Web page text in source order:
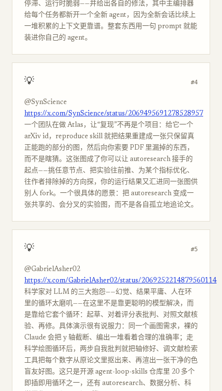
停滞、运行时脆弱——并给出各自的修法，其中主编排器
给每个任务都新开一个全新 agent，因为全新会话比续上
一堆积累的上下文更靠谱。整套东西用一句 prompt 就能
装进你自己的 agent。
💡 #4
@SynScience
https://x.com/SynScience/status/2069495691278528957
一个团队在做 Atlas，让“复现”不再是个项目：给它一个
arXiv id，reproduce skill 就把结果重建成一张只保留真
正能跑的部分的图，然后向你索要 PDF 里漏掉的东西，
而不是瞎猜。这张图成了你可以让 autoresearch 接手的
起点——挑任意节点、把实验往前推、为某个指标优化、
往作者排除掉的方向探，你的运行结果又汇进同一张图供
别人 fork。一个很具体的愿景：把 autoresearch 变成一
张共享的、会分叉的实验图，而不是各自孤立地追论文。
💡 #5
@GabrielAsher02
https://x.com/GabrielAsher02/status/2069252214879560114
科学家对 LLM 的三大抱怨——幻觉、结果平庸、人在环
里的循环太磨叽——在这里不是靠更聪明的模型解决，而
是靠给它套个循环：起草、对着评分表批判、对照文献核
验、再修。具体演示很有说服力：同一个画图需求，裸的
Claude 会把 y 轴截断、编出一堆看着合理的准确率；走
科学绘图循环后，两步自我批判就把轴修好、调文献检索
工具把每个数字从原论文里抠出来、再渲出一张干净的色
盲友好图。这只是开源 agent-loop-skills 仓库里 20 多个
即插即用循环之一，还有 autoresearch、数据分析、科